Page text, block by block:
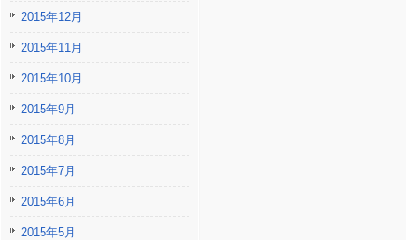
2015年12月
2015年11月
2015年10月
2015年9月
2015年8月
2015年7月
2015年6月
2015年5月